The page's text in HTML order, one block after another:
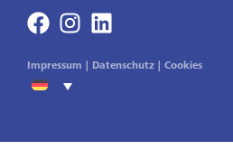
Impressum Datenschutz Cookies